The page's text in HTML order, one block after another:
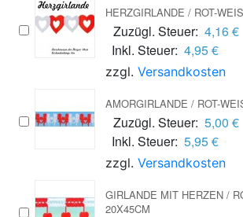
HERZGIRLANDE / ROT-
Zuzügl. Steuer: 4,16 €
Inkl. Steuer: 4,95 €
zzgl. Versandkosten
AMORGIRLANDE / ROT-
Zuzügl. Steuer: 5,00 €
Inkl. Steuer: 5,95 €
zzgl. Versandkosten
GIRLANDE MIT HERZEN /
0X45CM